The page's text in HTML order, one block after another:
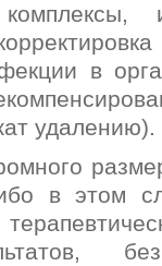
в
удалению).
в этом
без